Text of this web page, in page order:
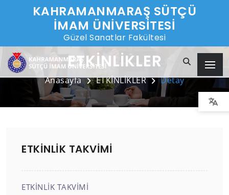
KAHRAMANMARAŞ SÜTÇÜ
İMAM ÜNİVERSİTESİ
Güzel Sanatlar Fakültesi
ETKİNLİKLER
Anasayfa ETKİNLİKLER Detay
ETKİNLİK TAKVİMİ
ETKİNLİK TAKVİMİ